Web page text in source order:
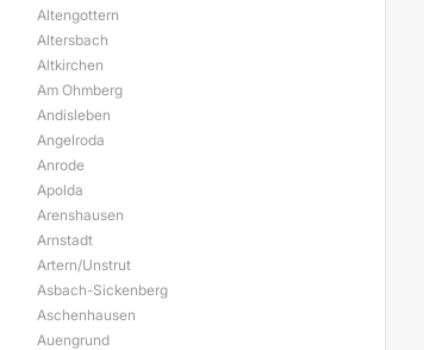
Altengottern
Altersbach
Altkirchen
Am Ohmberg
Andisleben
Angelroda
Anrode
Apolda
Arenshausen
Arnstadt
Artern/Unstrut
Asbach-Sickenberg
Aschenhausen
Auengrund